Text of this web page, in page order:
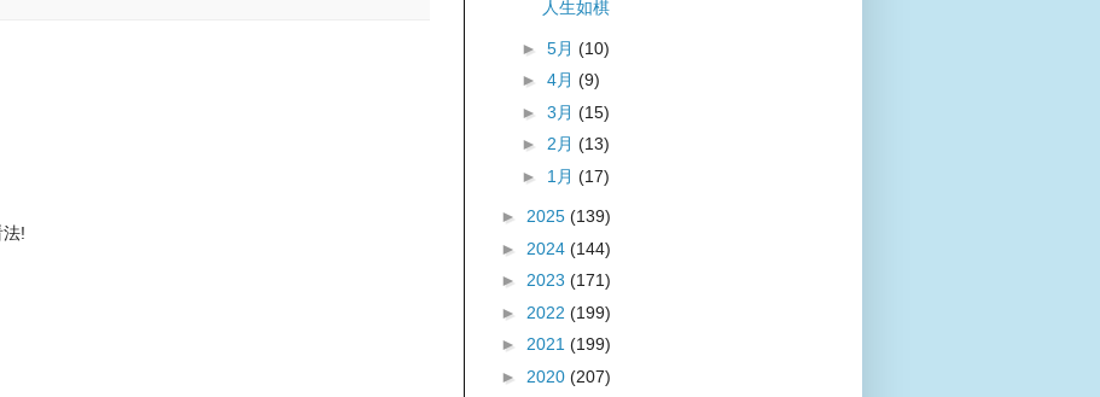
!
人生如棋
► 5月 (10)
► 4月 (9)
► 3月 (15)
► 2月 (13)
► 1月 (17)
► 2025 (139)
► 2024 (144)
► 2023 (171)
► 2022 (199)
► 2021 (199)
► 2020 (207)